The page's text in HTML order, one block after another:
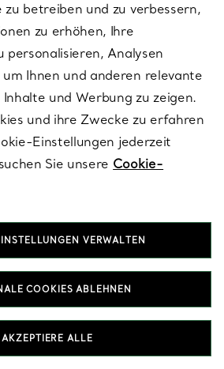
oder Ohrhänger. Entdecken Sie
Auswahl an Diamantohrringen: von
Ohrringe bis hin zu funkelnden
kunstvoll entworfen von unseren
Für das perfekte Earring-Stack
Ohrhänger und kleine Creolen – auf
in unserer ikonischen Blue Box
mit Diamanten ein außergewöhnliches
zu Generation weitergegeben
wird.
MIT DIAMANTEN
betreiben und zu verbessern,
zu erhöhen, Ihre
Analysen
Ihnen und anderen relevante
und Werbung zu zeigen.
und ihre Zwecke zu erfahren
Einstellungen jederzeit
Sie unsere Cookie-
VERWALTEN
COOKIES ABLEHNEN
AKZEPTIERE ALLE